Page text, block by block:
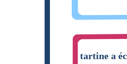
tartine a